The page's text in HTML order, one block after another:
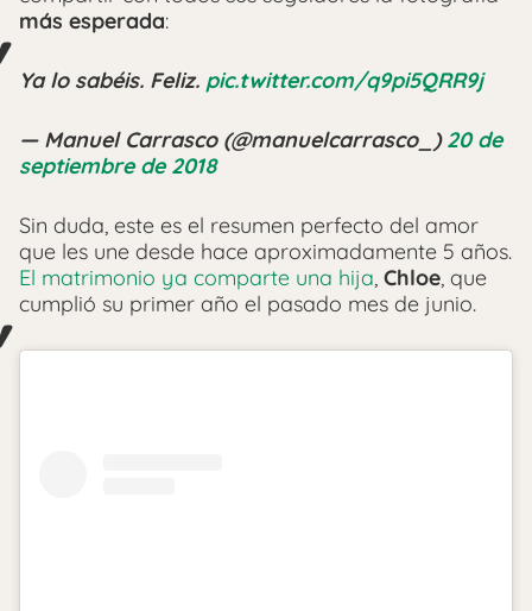
más esperada:
Ya lo sabéis. Feliz. pic.twitter.com/q9pi5QRR9j
— Manuel Carrasco (@manuelcarrasco_)20 de
septiembre de 2018
Sin duda, este es el resumen perfecto del amor
que les une desde hace aproximadamente 5 años.
El matrimonio ya comparte una hija, Chloe, que
cumplió su primer año el pasado mes de junio.